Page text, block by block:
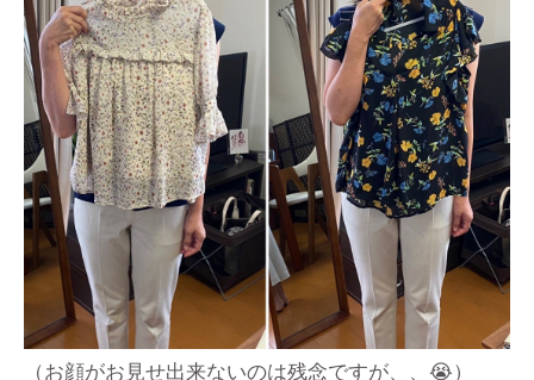
（お顔がお見せ出来ないのは残念ですが、、😭）